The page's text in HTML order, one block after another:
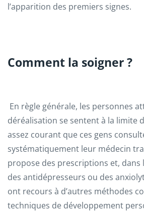
l’apparition des premiers signes.
Comment la soigner ?
En règle générale, les personnes
déréalisation se sentent à la limite
assez courant que ces gens
systématiquement leur médecin
propose des prescriptions et, dans
des antidépresseurs ou des
ont recours à d’autres méthodes
techniques de développement